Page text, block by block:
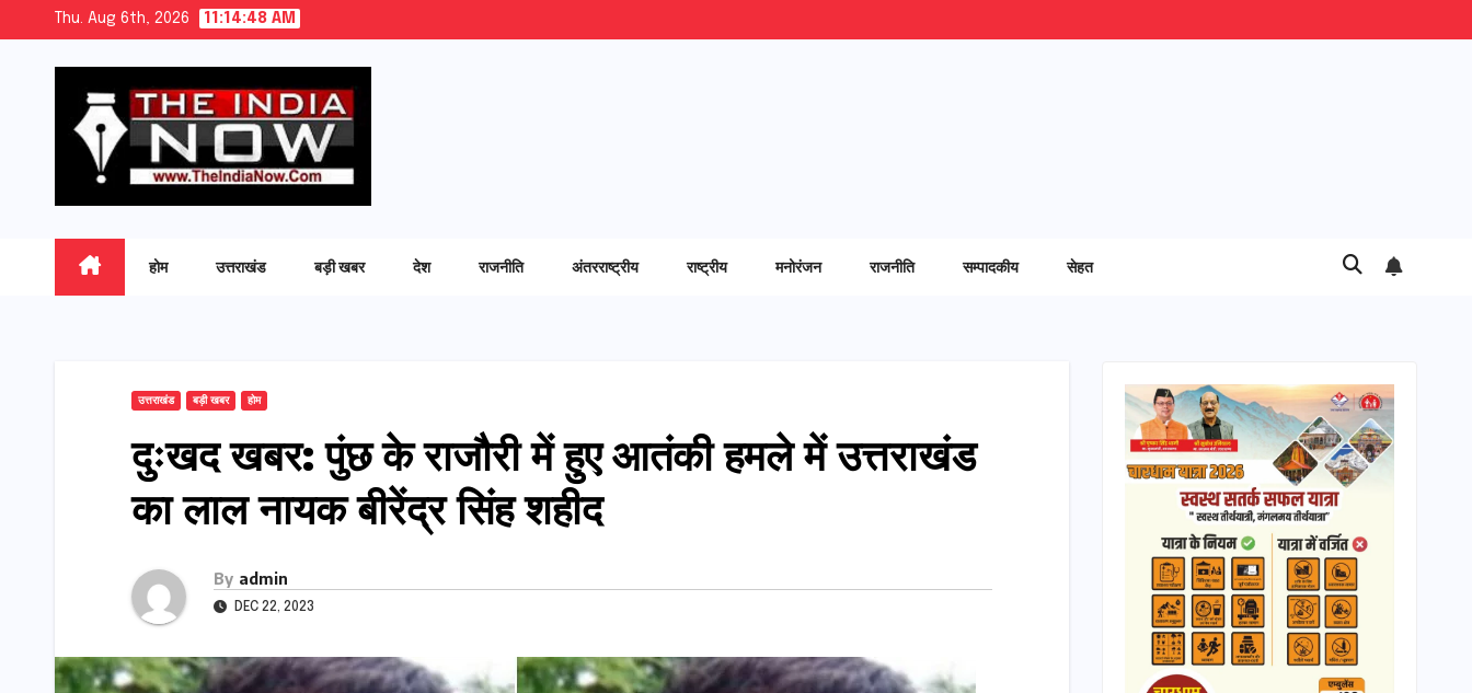
Thu. Aug 6th, 2026 11:14:50 AM
होम उत्तराखंड बड़ी खबर देश राजनीति अंतरराष्ट्रीय राष्ट्रीय मनोरंजन राजनीति सम्पादकीय सेहत
उत्तराखंड बड़ी खबर होम
दुःखद खबर: पुंछ के राजौरी में हुए आतंकी हमले में उत्तराखंड
का लाल नायक बीरेंद्र सिंह शहीद
By admin
DEC 22, 2023